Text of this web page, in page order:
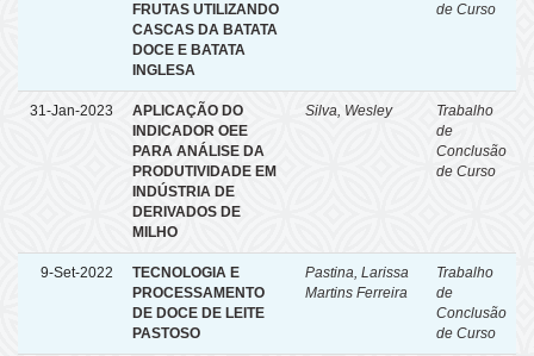
FRUTAS UTILIZANDO
CASCAS DA BATATA
DOCE E BATATA
INGLESA
de Curso
31-Jan-2023
APLICAÇÃO DO
INDICADOR OEE
PARA ANÁLISE DA
PRODUTIVIDADE EM
INDÚSTRIA DE
DERIVADOS DE
MILHO
Silva, Wesley
Trabalho
de
Conclusão
de Curso
9-Set-2022
TECNOLOGIA E
PROCESSAMENTO
DE DOCE DE LEITE
PASTOSO
Pastina, Larissa
Martins Ferreira
Trabalho
de
Conclusão
de Curso